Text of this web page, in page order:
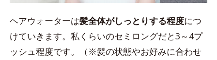
ヘアウォーターは髪全体がしっとりする程度につ
けていきます。私くらいのセミロングだと3～4プ
ッシュ程度です。（※髪の状態やお好みに合わせ